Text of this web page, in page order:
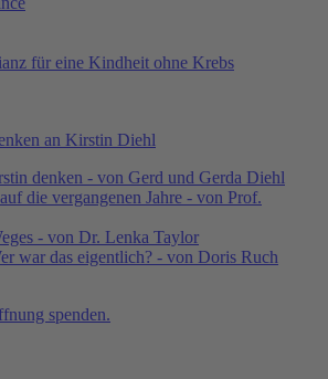
für eine Kindheit ohne Krebs
an Kirstin Diehl
denken - von Gerd und Gerda Diehl
die vergangenen Jahre - von Prof.
- von Dr. Lenka Taylor
war das eigentlich? - von Doris Ruch
spenden.